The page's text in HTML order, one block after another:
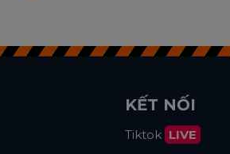
KẾT NỐI
Tiktok LIVE